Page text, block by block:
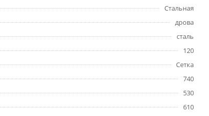
Стальная
дрова
сталь
120
Сетка
740
530
610